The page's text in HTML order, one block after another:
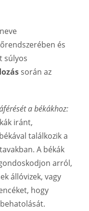
és
súlyos
során az
a békákhoz:
iránt,
találkozik a
A békák
arról,
állóvizek, vagy
hogy